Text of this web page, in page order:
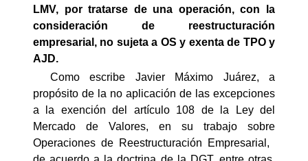
LMV, por tratarse de una operación, con la
consideración de reestructuración
empresarial, no sujeta a OS y exenta de TPO y
AJD.
Como escribe Javier Máximo Juárez, a
propósito de la no aplicación de las excepciones
a la exención del artículo 108 de la Ley del
Mercado de Valores, en su trabajo sobre
Operaciones de Reestructuración Empresarial, 